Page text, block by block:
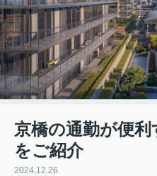
京橋の通勤が便
をご紹介
2024.12.26